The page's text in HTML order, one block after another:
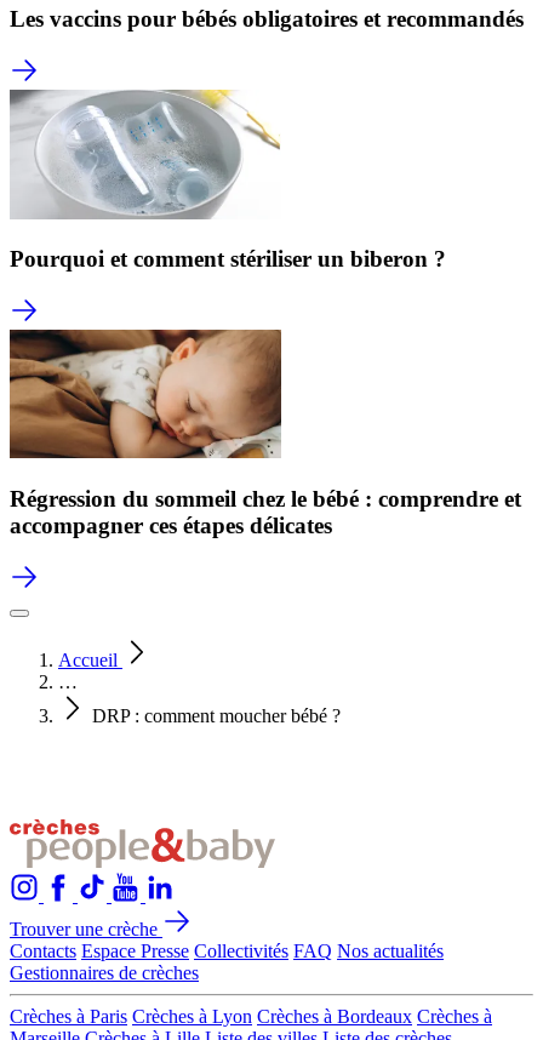
Les vaccins pour bébés obligatoires et recommandés
Pourquoi et comment stériliser un biberon ?
Régression du sommeil chez le bébé : comprendre et
accompagner ces étapes délicates
Accueil
…
DRP : comment moucher bébé ?
Trouver une crèche
Contacts Espace Presse Collectivités FAQ Nos actualités
Gestionnaires de crèches
Crèches à Paris Crèches à Lyon Crèches à Bordeaux Crèches à